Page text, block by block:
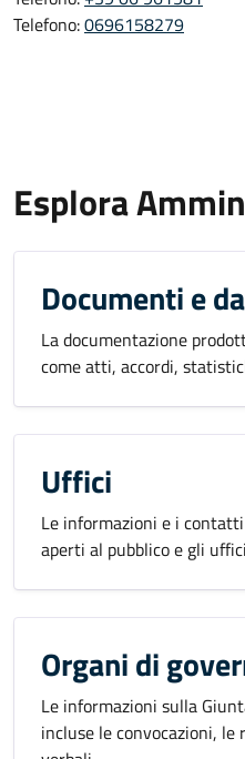
Telefono:0696158279
Esplora
Documenti e
La documentazione
come atti, accordi,
Uffici
Le informazioni e i
aperti al pubblico e gli
Organi di
Le informazioni sulla
incluse le convocazioni,